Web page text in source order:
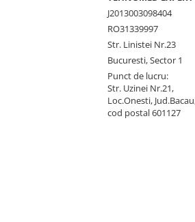
J2013003098404
RO31339997
Str. Linistei Nr.23
Bucuresti, Sector 1
Punct de lucru:
Str. Uzinei Nr.21,
Loc.Onesti,
cod postal 601127